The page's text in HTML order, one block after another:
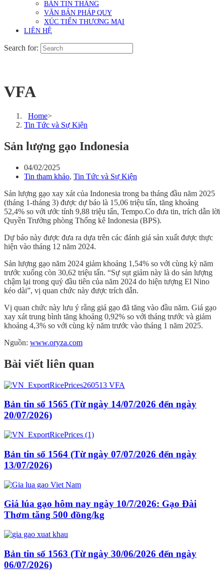
BẢN TIN THÁNG
VĂN BẢN PHÁP QUY
XÚC TIẾN THƯƠNG MẠI
LIÊN HỆ
Search for:
VFA
Home>
Tin Tức và Sự Kiện
Sản lượng gạo Indonesia
04/02/2025
Tin tham khảo, Tin Tức và Sự Kiện
Sản lượng gạo xay xát của Indonesia trong ba tháng đầu năm 2025
(tháng 1-tháng 3) được dự báo là 15,06 triệu tấn, tăng khoảng
52,4% so với ước tính 9,88 triệu tấn, Tempo.Co đưa tin, trích dẫn lời
Quyền Trưởng phòng Thống kê Indonesia (BPS).
Dự báo này được đưa ra dựa trên các đánh giá sản xuất được thực
hiện vào tháng 12 năm 2024.
Sản lượng gạo năm 2024 giảm khoảng 1,54% so với cùng kỳ năm
trước xuống còn 30,62 triệu tấn. “Sự sụt giảm này là do sản lượng
chậm lại trong quý đầu tiên của năm 2024 do hiện tượng El Nino
kéo dài”, vị quan chức này được trích dẫn.
Vị quan chức này lưu ý rằng giá gạo đã tăng vào đầu năm. Giá gạo
xay xát trung bình tăng khoảng 0,92% so với tháng trước và giảm
khoảng 4,3% so với cùng kỳ năm trước vào tháng 1 năm 2025.
Nguồn: www.oryza.com
Bài viết liên quan
Bản tin số 1565 (Từ ngày 14/07/2026 đến ngày
20/07/2026)
Bản tin số 1564 (Từ ngày 07/07/2026 đến ngày
13/07/2026)
Giá lúa gạo hôm nay ngày 10/7/2026: Gạo Đài
Thơm tăng 500 đồng/kg
Bản tin số 1563 (Từ ngày 30/06/2026 đến ngày
06/07/2026)